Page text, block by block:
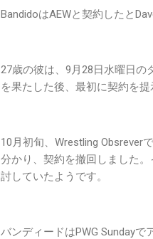
BandidoはAEWと契約したと
27歳の彼は、9月28日水曜日の
を果たした後、最初に契約を提
10月初旬、Wrestling Obsrever
分かり、契約を撤回しました
討していたようです。
バンディードはPWG Sunday